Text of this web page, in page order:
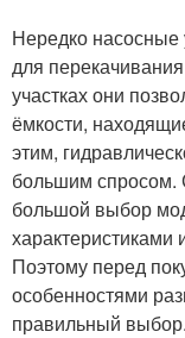
Нередко насосные
для
участках они
ёмкости,
этим,
большим спросом.
большой выбор
характеристиками
Поэтому перед
особенностями
правильный выбор.